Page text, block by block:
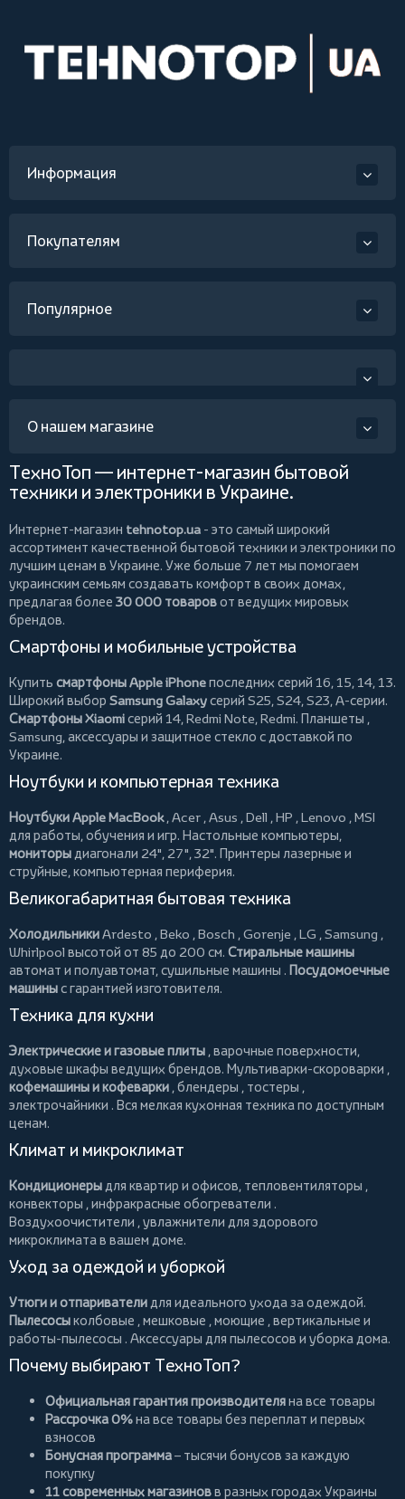
Информация
Покупателям
Популярное
О нашем магазине
ТехноТоп — интернет-магазин бытовой
техники и электроники в Украине.
Интернет-магазин tehnotop.ua - это самый широкий
ассортимент качественной бытовой техники и электроники по
лучшим ценам в Украине. Уже больше 7 лет мы помогаем
украинским семьям создавать комфорт в своих домах,
предлагая более 30 000 товаровот ведущих мировых
брендов.
Смартфоны и мобильные устройства
Купить смартфоны Apple iPhoneпоследних серий 16, 15, 14, 13.
Широкий выбор Samsung Galaxyсерий S25, S24, S23, A-серии.
Смартфоны Xiaomiсерий 14, Redmi Note, Redmi. Планшеты ,
Samsung, аксессуары и защитное стекло с доставкой по
Украине.
Ноутбуки и компьютерная техника
Ноутбуки Apple MacBook,Acer ,Asus ,Dell ,HP ,Lenovo ,MSI
для работы, обучения и игр. Настольные компьютеры,
мониторыдиагонали 24", 27", 32". Принтеры лазерные и
струйные, компьютерная периферия.
Великогабаритная бытовая техника
ХолодильникиArdesto ,Beko ,Bosch ,Gorenje ,LG ,Samsung ,
Whirlpool высотой от 85 до 200 см. Стиральные машины
автомат и полуавтомат,сушильные машины . Посудомоечные
машиныс гарантией изготовителя.
Техника для кухни
Электрические и газовые плиты , варочные поверхности,
духовые шкафы ведущих брендов. Мультиварки-скороварки ,
кофемашины и кофеварки ,блендеры , тостеры ,
электрочайники . Вся мелкая кухонная техника по доступным
ценам.
Климат и микроклимат
Кондиционерыдля квартир и офисов, тепловентиляторы ,
конвекторы ,инфракрасные обогреватели .
Воздухоочистители , увлажнители для здорового
микроклимата в вашем доме.
Уход за одеждой и уборкой
Утюги и отпаривателидля идеального ухода за одеждой.
Пылесосыколбовые ,мешковые ,моющие ,вертикальные и
работы-пылесосы . Аксессуары для пылесосов и уборка дома.
Почему выбирают ТехноТоп?
Официальная гарантия производителяна все товары
Рассрочка 0%на все товары без переплат и первых
взносов
Бонусная программа– тысячи бонусов за каждую
покупку
11 современных магазиновв разных городах Украины